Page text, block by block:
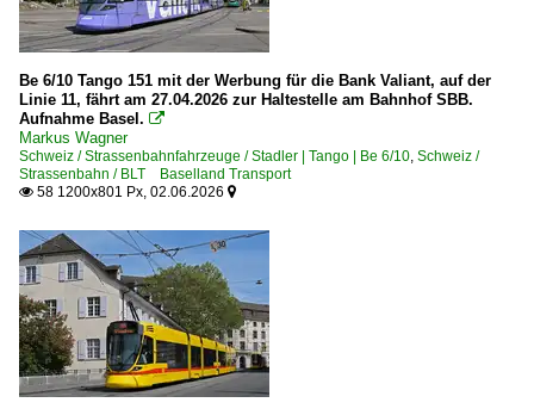
Be 6/10 Tango 151 mit der Werbung für die Bank Valiant, auf der
Linie 11, fährt am 27.04.2026 zur Haltestelle am Bahnhof SBB.
Aufnahme Basel. 
Markus Wagner
Schweiz / Strassenbahnfahrzeuge / Stadler | Tango | Be 6/10, Schweiz /
Strassenbahn / BLT Baselland Transport
 58 1200x801 Px, 02.06.2026 